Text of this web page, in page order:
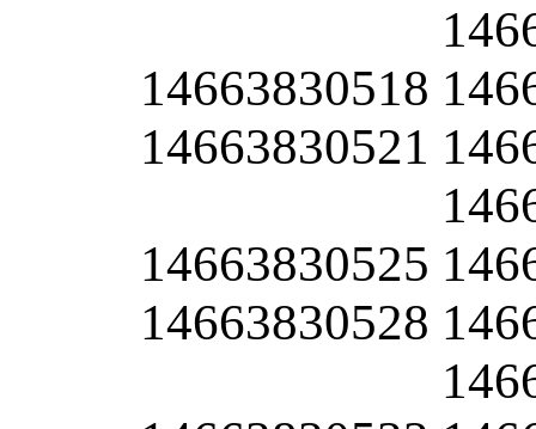
14663830518
14663830521
14663830525
14663830528